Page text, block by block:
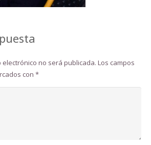
electrónico no será publicada. Los campos
con *